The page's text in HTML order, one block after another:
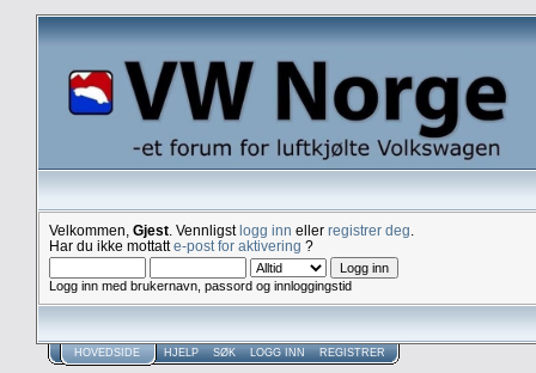
Velkommen, Gjest . Vennligstlogg inn eller registrer deg
Har du ikke mottatte-post for aktivering ?
Logg inn med brukernavn, passord og innloggingstid
HOVEDSIDE HJELP SØK LOGG INN REGISTRER